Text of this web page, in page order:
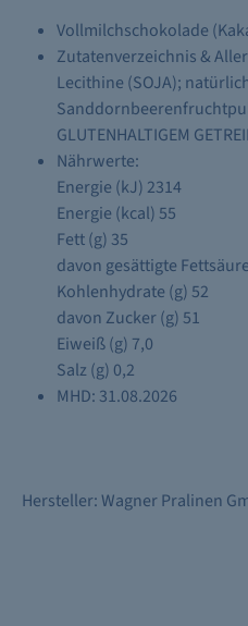
Vollmilchschokolade
Zutatenverzeichnis &
Lecithine (SOJA);
GLUTENHALTIGEM
Nährwerte:
Energie (kJ) 2314
Energie (kcal) 55
Fett (g) 35
davon gesättigte
Kohlenhydrate (g) 52
davon Zucker (g) 51
Eiweiß (g) 7,0
Salz (g) 0,2
MHD: 31.08.2026
Hersteller: Wagner Pralinen